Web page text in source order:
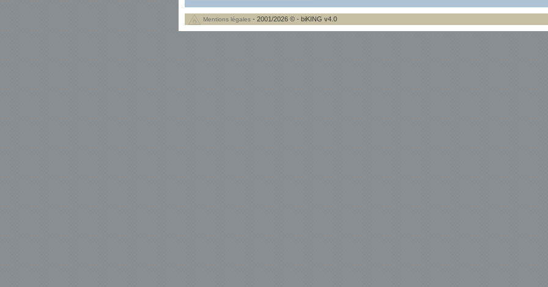
Mentions légales - 2001/2026 © - biKING v4.0